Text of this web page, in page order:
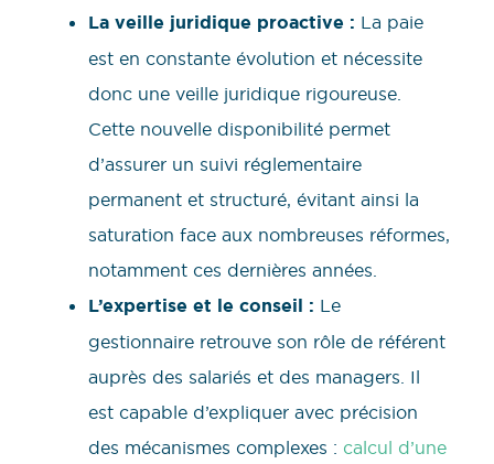
La veille juridique proactive : La paie
est en constante évolution et nécessite
donc une veille juridique rigoureuse.
Cette nouvelle disponibilité permet
d’assurer un suivi réglementaire
permanent et structuré, évitant ainsi la
saturation face aux nombreuses réformes,
notamment ces dernières années.
L’expertise et le conseil : Le
gestionnaire retrouve son rôle de référent
auprès des salariés et des managers. Il
est capable d’expliquer avec précision
des mécanismes complexes : calcul d’une